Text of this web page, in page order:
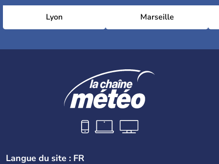
Lyon Marseille
Langue du site : FR